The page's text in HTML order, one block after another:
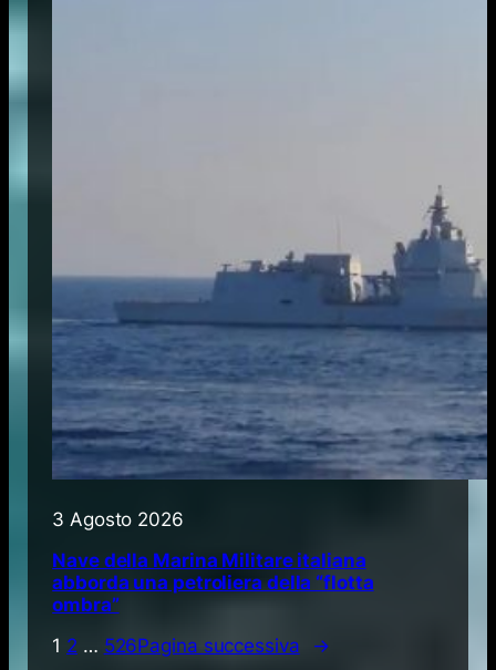
3 Agosto 2026
Nave della Marina Militare italiana
abborda una petroliera della “flotta
ombra”
1 2 … 526Pagina successiva →